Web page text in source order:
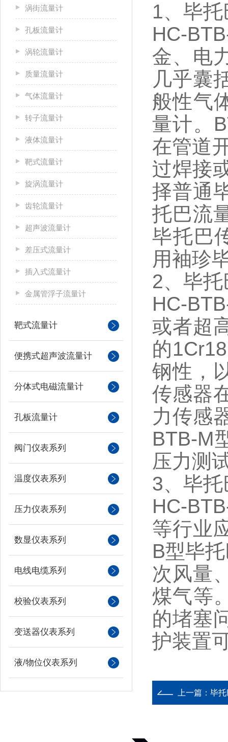
涡街流量计
孔板流量计
涡轮流量计
质量流量计
气体流量计
转子流量计
液体流量计
靶式流量计
旋涡流量计
齿轮流量计
超声波流量计
差压式流量计
插入式流量计
金属管浮子流量计
靶式流量计
便携式超声波流量计
分体式电磁流量计
孔板流量计
阀门仪表系列
温度仪表系列
压力仪表系列
数显仪表系列
电线电缆系列
校验仪表系列
变送器仪表系列
液/物位仪表系列
1、毕
HC-
金、电
几乎囊
般性气
量计。
在管道
过焊接
择普通
托巴流
毕托巴
用袖珍
2、毕
HC-
或者超
的
钢性，
传感器
力传感
BTB-M
压力测
3、毕
HC-
等行业
B型毕
次风量
煤气等
的堵塞
护装置
上一篇： 毕